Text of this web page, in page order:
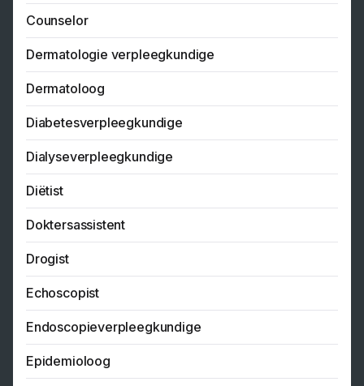
Counselor
Dermatologie verpleegkundige
Dermatoloog
Diabetesverpleegkundige
Dialyseverpleegkundige
Diëtist
Doktersassistent
Drogist
Echoscopist
Endoscopieverpleegkundige
Epidemioloog